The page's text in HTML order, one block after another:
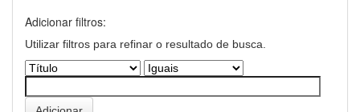
Adicionar filtros:
Utilizar filtros para refinar o resultado de busca.